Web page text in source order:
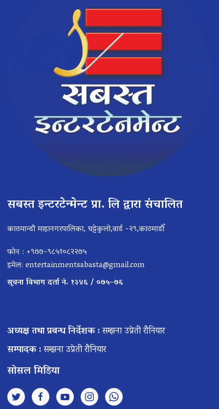
सबस्त इन्टरटेन्मेन्ट प्रा. लि द्वारा संचालित
काठमान्डौ माहानगरपालिका, घट्टेकुलो,वार्ड -२९,काठमाडौँ
फोन : +९७७-९८५१०८२२७५
इमेल: entertainmentsabasta@gmail.com
सूचना विभाग दर्ता नं. १३४६ / ०७५–७६
अध्यक्ष तथा प्रबन्ध निर्देशक :सम्झना उप्रेती रौनियार
सम्पादक :सम्झना उप्रेती रौनियार
सोसल मिडिया